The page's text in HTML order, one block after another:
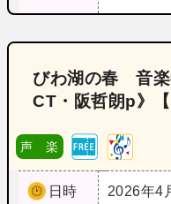
びわ湖の春 音楽
CT・阪哲朗p》
声 楽
日時
2026年4